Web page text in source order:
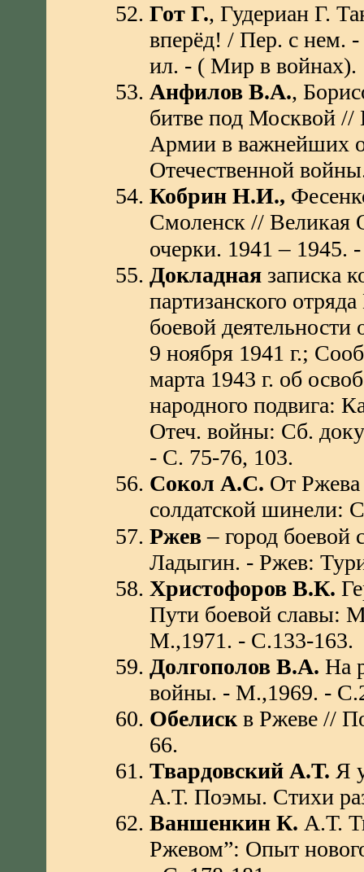
Гот Г., Гудериан Г.
вперёд! / Пер. с нем.
ил. - ( Мир в войнах).
Анфилов В.А.,
битве под Москвой //
Армии в важнейших
Отечественной
Кобрин Н.И.,
Смоленск // Великая
очерки. 1941–1945.
Докладная записка
партизанского
боевой деятельности
9 ноября 1941 г.;
марта 1943 г. об
народного подвига:
Отеч. войны: Сб.
- С. 75-76, 103.
Сокол А.С. От
солдатской шинели:
Ржев–город боевой
Ладыгин. - Ржев:
Христофоров В.К.
Пути боевой славы:
М.,1971. - С.133-163.
Долгополов В.А. На
войны. - М.,1969. -
Обелиск в Ржеве //
66.
Твардовский А.Т. Я
А.Т. Поэмы. Стихи
Ваншенкин К. А.Т.
Ржевом”: Опыт